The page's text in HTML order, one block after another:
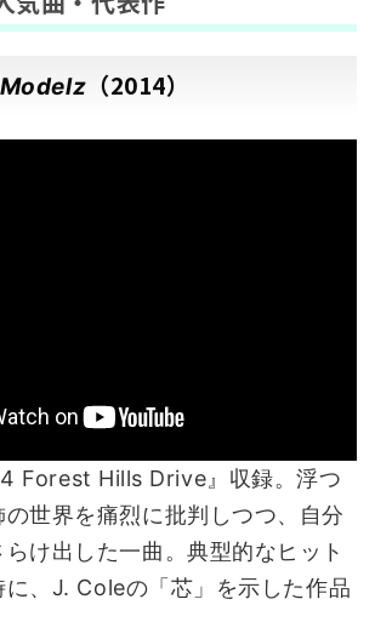
（2014）
Forest Hills Drive』収録。浮つ
世界を痛烈に批判しつつ、自分
け出した一曲。典型的なヒット
に、J. Coleの「芯」を示した作品